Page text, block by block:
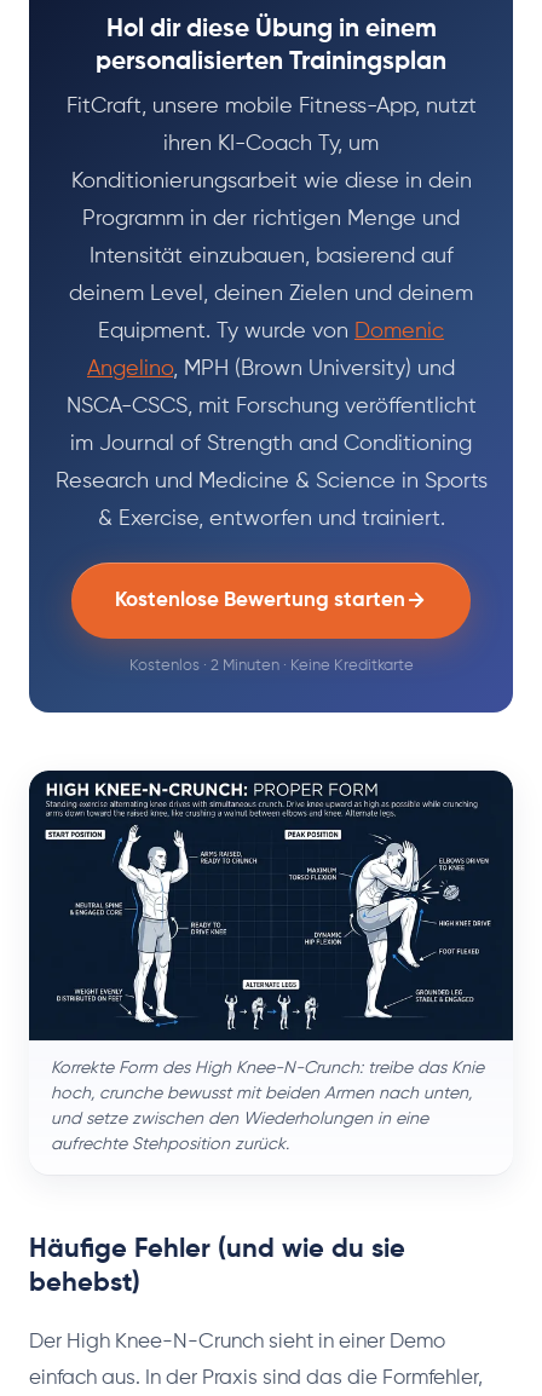
Hol dir diese Übung in einem
personalisierten Trainingsplan
FitCraft, unsere mobile Fitness-App, nutzt
ihren KI-Coach Ty, um
Konditionierungsarbeit wie diese in dein
Programm in der richtigen Menge und
Intensität einzubauen, basierend auf
deinem Level, deinen Zielen und deinem
Equipment. Ty wurde von Domenic
Angelino, MPH (Brown University) und
NSCA-CSCS, mit Forschung veröffentlicht
im Journal of Strength and Conditioning
Research und Medicine & Science in Sports
& Exercise, entworfen und trainiert.
Kostenlose Bewertung starten
Kostenlos · 2 Minuten · Keine Kreditkarte
Korrekte Form des High Knee-N-Crunch: treibe das Knie
hoch, crunche bewusst mit beiden Armen nach unten,
und setze zwischen den Wiederholungen in eine
aufrechte Stehposition zurück.
Häufige Fehler (und wie du sie
behebst)
Der High Knee-N-Crunch sieht in einer Demo
einfach aus. In der Praxis sind das die Formfehler,